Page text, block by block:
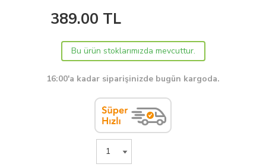
389.00 TL
Bu ürün stoklarımızda mevcuttur.
16:00'a kadar siparişinizde bugün kargoda.